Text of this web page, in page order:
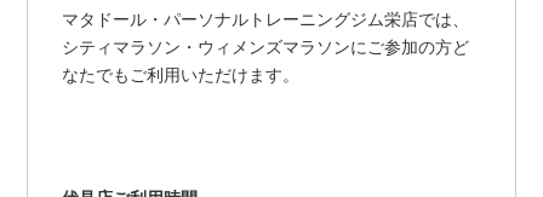
マタドール・パーソナルトレーニングジム栄店では、
シティマラソン・ウィメンズマラソンにご参加の方ど
なたでもご利用いただけます。